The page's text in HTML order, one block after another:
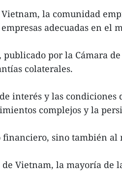
la comunidad
adecuadas en el
por la Cámara
colaterales.
interés y las
complejos y la
sino también al
Vietnam, la mayoría